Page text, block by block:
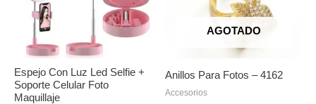
Espejo Con Luz Led Selfie +
Soporte Celular Foto
Maquillaje
AGOTADO
Anillos Para Fotos – 4162
Accesorios